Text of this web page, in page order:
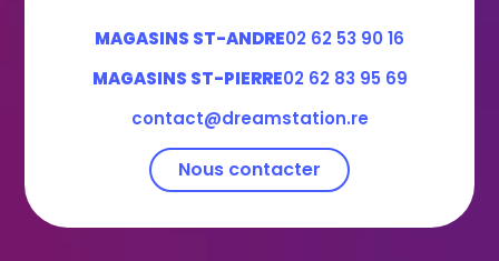
MAGASINS ST-ANDRE02 62 53 90 16
MAGASINS ST-PIERRE02 62 83 95 69
contact@dreamstation.re
Nous contacter